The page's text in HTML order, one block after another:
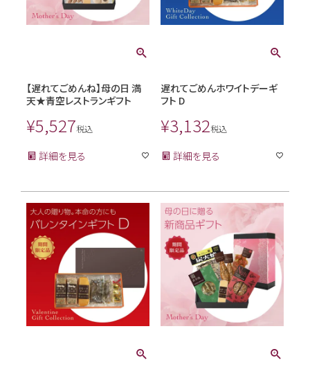
【遅れてごめんね】母の日 満
天★青空レストランギフト
¥5,527税込
詳細を見る
遅れてごめんホワイトデーギ
フト D
¥3,132税込
詳細を見る